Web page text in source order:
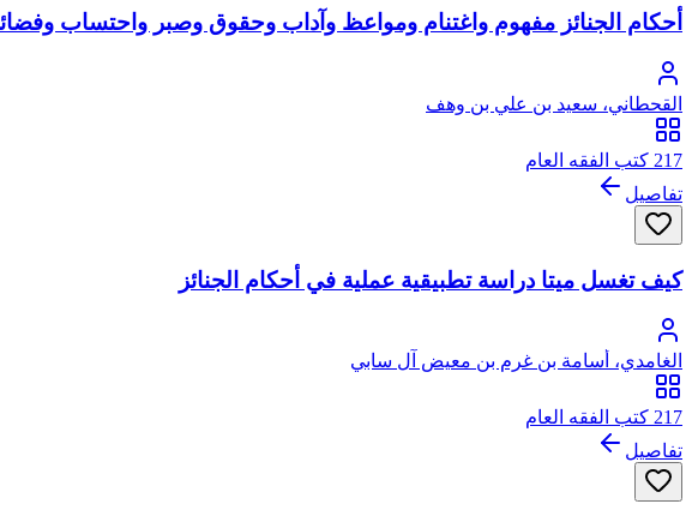
أحكام الجنائز مفهوم واغتنام ومواعظ وآداب وحقوق وصبر واحتساب
القحطاني، سعيد بن علي بن وهف
217 كتب الفقه العام
تفاصيل
كيف تغسل ميتا دراسة تطبيقية عملية في أحكام الجنائز
الغامدي، أسامة بن غرم بن معيض آل سابي
217 كتب الفقه العام
تفاصيل